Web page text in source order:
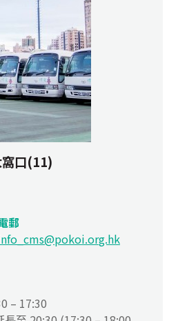
口(11)
郵
– 17:30